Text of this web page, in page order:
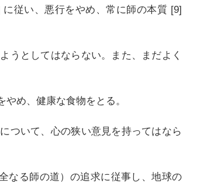
従い、悪行をやめ、常に師の本質 [9]
うとしてはならない。また、まだよく
め、健康な食物をとる。
ついて、心の狭い意見を持ってはなら
なる師の道）の追求に従事し、地球の